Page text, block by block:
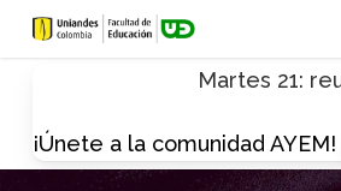
Skip
Martes 21:
¡Únete a la comunidad AYEM!